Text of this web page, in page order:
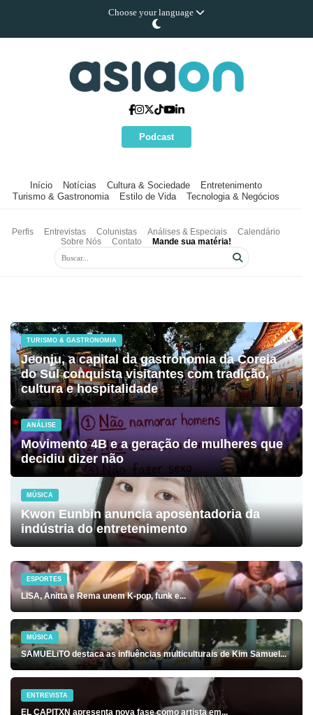
Choose your language
Podcast
Início Notícias Cultura & Sociedade
Entretenimento
Turismo & Gastronomia
Estilo de Vida Tecnologia & Negócios
Perfis Entrevistas Colunistas Análises & Especiais
Calendário
Sobre Nós
Contato Mande sua matéria!
TURISMO & GASTRONOMIA
Jeonju, a capital da gastronomia da Coreia
do Sul conquista visitantes com tradição,
cultura e hospitalidade
ANÁLISE
Movimento 4B e a geração de mulheres que
decidiu dizer não
MÚSICA
Kwon Eunbin anuncia aposentadoria da
indústria do entretenimento
ESPORTES
LISA, Anitta e Rema unem K-pop, funk e...
MÚSICA
SAMUELiTO destaca as influências multiculturais de Kim Samuel...
ENTREVISTA
EL CAPITXN apresenta nova fase como artista em...